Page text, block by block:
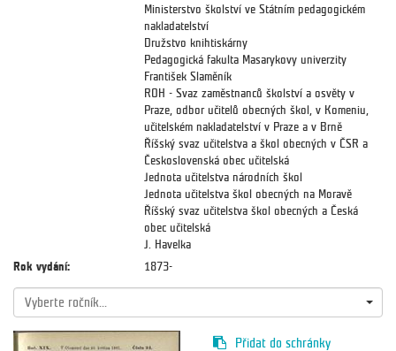
Ministerstvo školství ve Státním pedagogickém
nakladatelství
Družstvo knihtiskárny
Pedagogická fakulta Masarykovy univerzity
František Slaměník
ROH - Svaz zaměstnanců školství a osvěty v
Praze, odbor učitelů obecných škol, v Komeniu,
učitelském nakladatelství v Praze a v Brně
Říšský svaz učitelstva a škol obecných v ČSR a
Československá obec učitelská
Jednota učitelstva národních škol
Jednota učitelstva škol obecných na Moravě
Říšský svaz učitelstva škol obecných a Česká
obec učitelská
J. Havelka
Rok vydání:
1873-
Vyberte ročník...
Přidat do schránky